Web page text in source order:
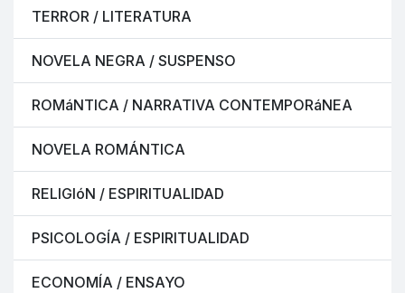
TERROR / LITERATURA
NOVELA NEGRA / SUSPENSO
ROMáNTICA / NARRATIVA CONTEMPORáNEA
NOVELA ROMÁNTICA
RELIGIóN / ESPIRITUALIDAD
PSICOLOGÍA / ESPIRITUALIDAD
ECONOMÍA / ENSAYO